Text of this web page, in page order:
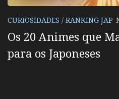
CURIOSIDADES / RANKING JAP
Os 20 Animes que
para os Japoneses